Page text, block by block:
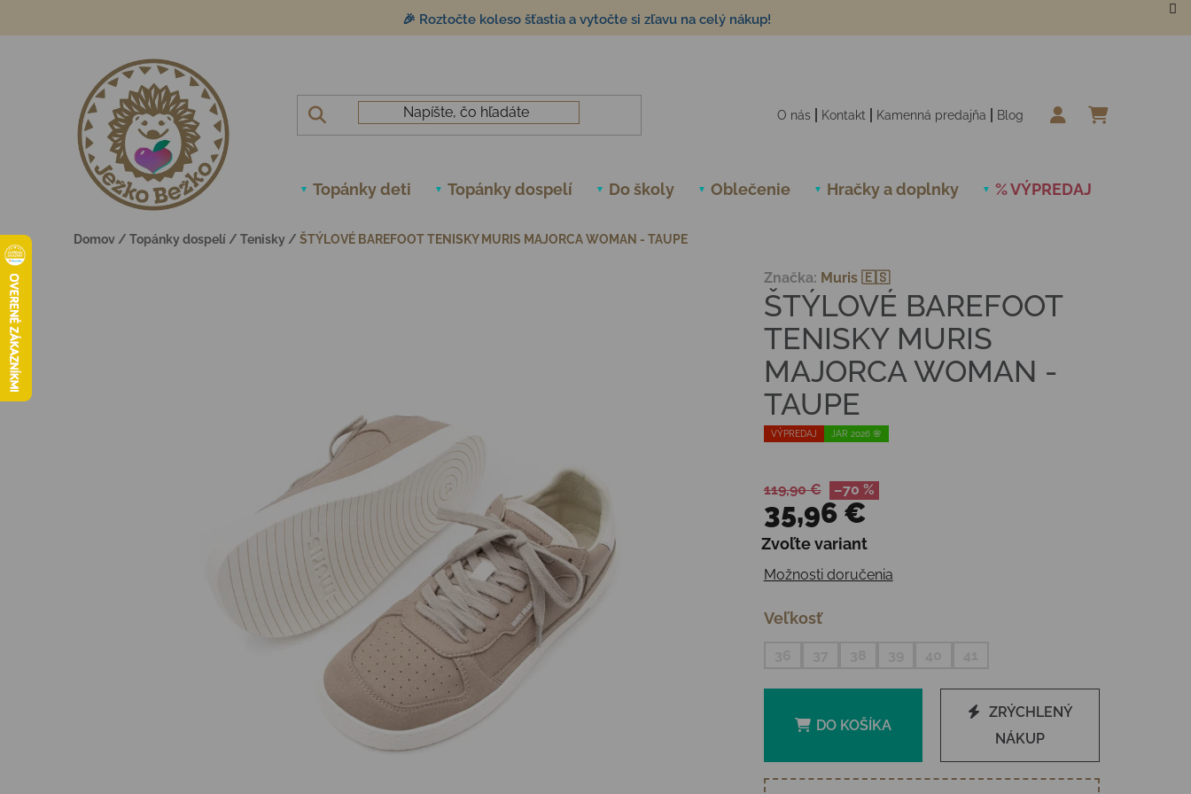
🎉 Roztočte koleso šťastia a vytočte si zľavu na celý nákup!
O nás Kontakt Kamenná predajňa Blog
Topánky deti Topánky dospelí Do školy Oblečenie Hračky a doplnky % VÝPREDAJ
Domov / Topánky dospelí / Tenisky / ŠTÝLOVÉ BAREFOOT TENISKY MURIS MAJORCA WOMAN - TAUPE
VÝPREDAJ JAR 2026 🌸
ŠTÝLOVÉ BAREFOOT
TENISKY MURIS
MAJORCA WOMAN -
TAUPE
Značka: Muris 🇪🇸
119,90 € –70 %
35,96 €
Jednotková cena:
Zvoľte variant
Možnosti doručenia
Veľkosť
DO KOŠÍKA
ZRÝCHLENÝ
NÁKUP